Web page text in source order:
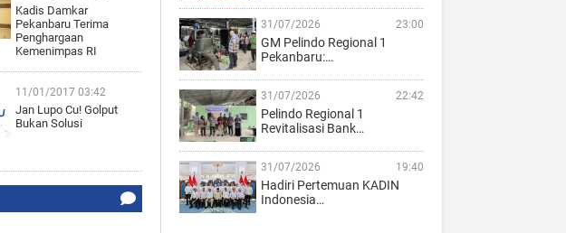
Kadis Damkar
Pekanbaru Terima
Penghargaan
Kemenimpas RI
11/01/2017 03:42
Jan Lupo Cu! Golput
Bukan Solusi
31/07/2026 23:00
GM Pelindo Regional 1
Pekanbaru:…
31/07/2026 22:42
Pelindo Regional 1
Revitalisasi Bank…
31/07/2026 19:40
Hadiri Pertemuan KADIN
Indonesia…